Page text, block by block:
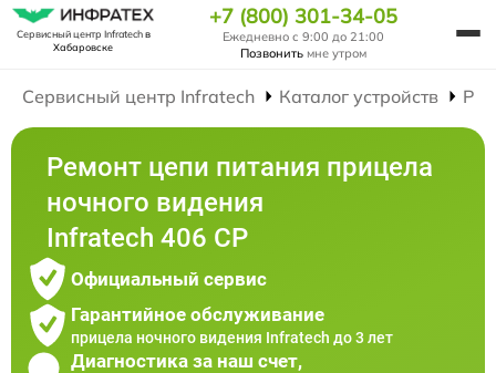
Сервисный центр Infratechв
Хабаровске
+7 (800) 301-34-05
Ежедневно с 9:00 до 21:00
Позвонить мне утром
Сервисный центр Infratech Каталог устройств
Ремонт цепи питания прицела
ночного видения
Infratech 406 СР
Официальный сервис
Гарантийное обслуживание
прицела ночного видения Infratech до 3 лет
Диагностика за наш счет,